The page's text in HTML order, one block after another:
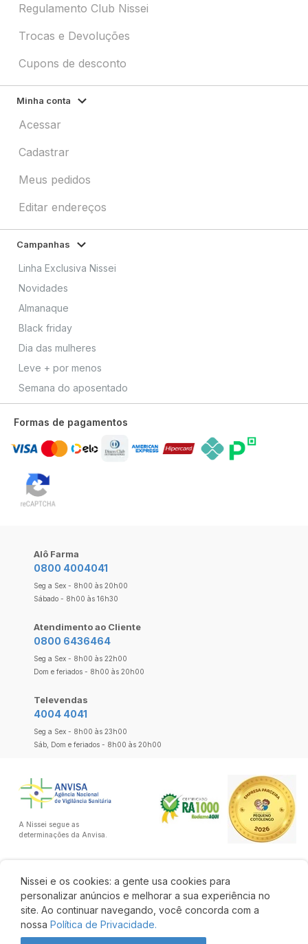
Nissei e os cookies: a gente usa cookies para
personalizar anúncios e melhorar a sua experiência no
site. Ao continuar navegando, você concorda com a
nossa Política de Privacidade.
Regulamento Club Nissei
Trocas e Devoluções
Cupons de desconto
Minha conta
Acessar
Cadastrar
Meus pedidos
Editar endereços
Campanhas
Linha Exclusiva Nissei
Novidades
Almanaque
Black friday
Dia das mulheres
Leve + por menos
Semana do aposentado
Formas de pagamentos
Alô Farma
0800 4004041
Seg a Sex - 8h00 às 20h00
Sábado - 8h00 às 16h30
Atendimento ao Cliente
0800 6436464
Seg a Sex - 8h00 às 22h00
Dom e feriados - 8h00 às 20h00
Televendas
4004 4041
Seg a Sex - 8h00 às 23h00
Sáb, Dom e feriados - 8h00 às 20h00
A Nissei segue as
determinações da Anvisa.